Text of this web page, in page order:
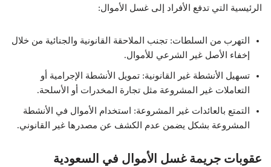
الرئيسية التي تدفع الأفراد إلى غسل الأموال:
التهرب من السلطات: تجنب الملاحقة القانونية والجنائية من خلال
إخفاء الأصل غير الشرعي للأموال.
تسهيل الأنشطة غير القانونية: تمويل الأنشطة الإجرامية أو
التعاملات غير المشروعة مثل تجارة المخدرات أو الأسلحة.
التمتع بالعائدات غير المشروعة: استخدام الأموال في الأنشطة
المشروعة بشكل يضمن عدم الكشف عن مصدرها غير القانوني.
عقوبات جريمة غسل الأموال في السعودية